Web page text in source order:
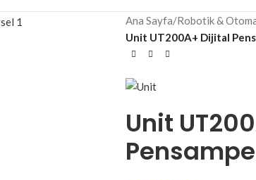
Ana Sayfa/Robotik &
Unit UT200A+ Dijital
Unit